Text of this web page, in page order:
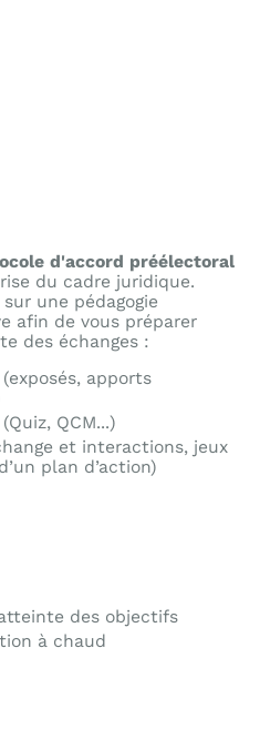
d'accord préélectoral
du cadre juridique.
sur une pédagogie
afin de vous préparer
des échanges :
apports
QCM...)
et interactions, jeux
plan d’action)
des objectifs
à chaud